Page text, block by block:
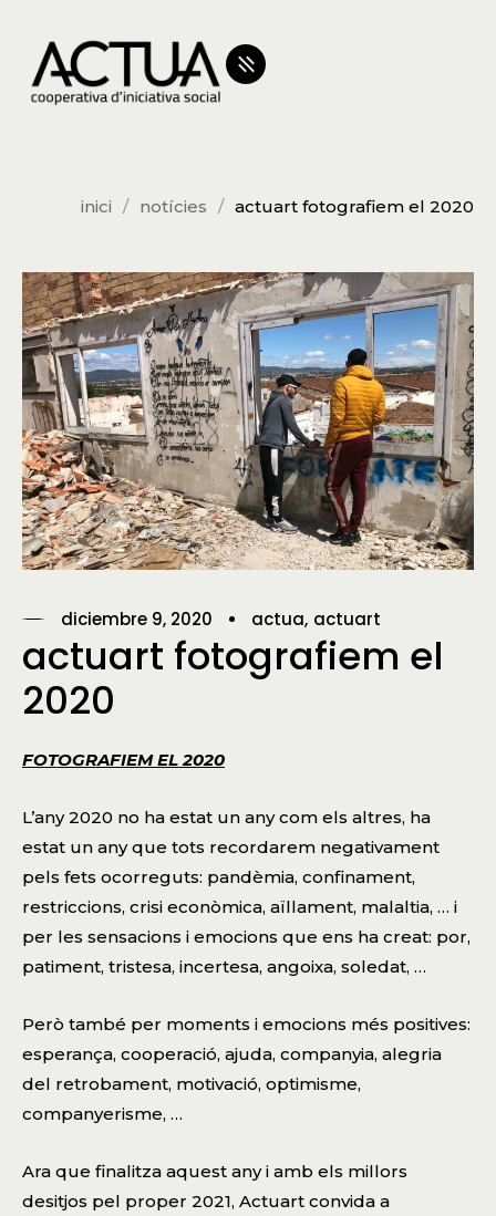
inici notícies actuart fotografiem el 2020
diciembre 9, 2020 actua actuart
actuart fotografiem el
2020
FOTOGRAFIEM EL 2020
L’any 2020 no ha estat un any com els altres, ha
estat un any que tots recordarem negativament
pels fets ocorreguts: pandèmia, confinament,
restriccions, crisi econòmica, aïllament, malaltia, … i
per les sensacions i emocions que ens ha creat: por,
patiment, tristesa, incertesa, angoixa, soledat, …
Però també per moments i emocions més positives:
esperança, cooperació, ajuda, companyia, alegria
del retrobament, motivació, optimisme,
companyerisme, …
Ara que finalitza aquest any i amb els millors
desitjos pel proper 2021, Actuart convida a